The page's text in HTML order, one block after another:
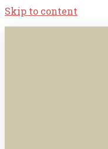
Skip to content